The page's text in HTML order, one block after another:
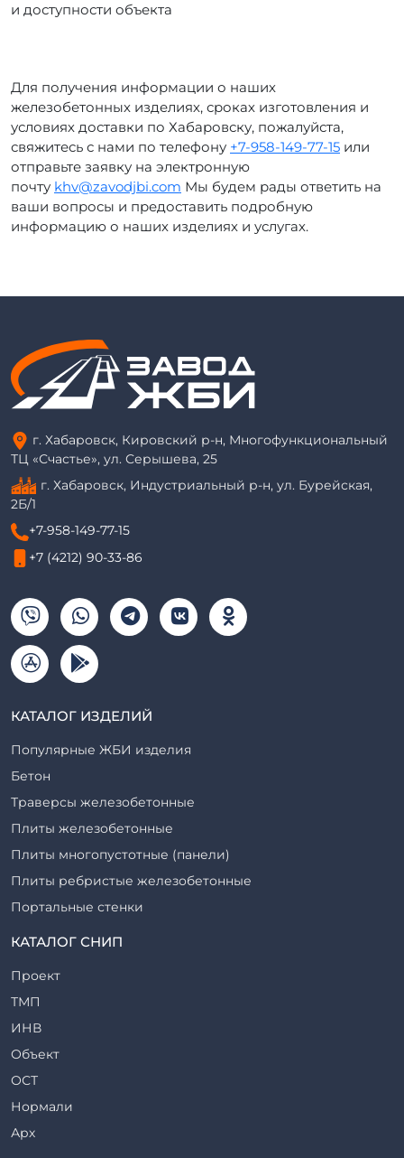
и доступности объекта
Для получения информации о наших
железобетонных изделиях, сроках изготовления и
условиях доставки по Хабаровску, пожалуйста,
свяжитесь с нами по телефону +7-958-149-77-15 или
отправьте заявку на электронную
почту khv@zavodjbi.com Мы будем рады ответить на
ваши вопросы и предоставить подробную
информацию о наших изделиях и услугах.
г. Хабаровск, Кировский р-н, Многофункциональный
ТЦ «Счастье», ул. Серышева, 25
г. Хабаровск, Индустриальный р-н, ул. Бурейская,
2Б/1
+7-958-149-77-15
+7 (4212) 90-33-86
КАТАЛОГ ИЗДЕЛИЙ
Популярные ЖБИ изделия
Бетон
Траверсы железобетонные
Плиты железобетонные
Плиты многопустотные (панели)
Плиты ребристые железобетонные
Портальные стенки
Прогоны железобетонные
Ригели железобетонные
Сваи железобетонные
Стеновые блоки
Стойки железобетонные
Столбы железобетонные
Закладные детали
Трубы железобетонные
КАТАЛОГ СНИП
Проект
ТМП
ИНВ
Объект
ОСТ
Нормали
Арх